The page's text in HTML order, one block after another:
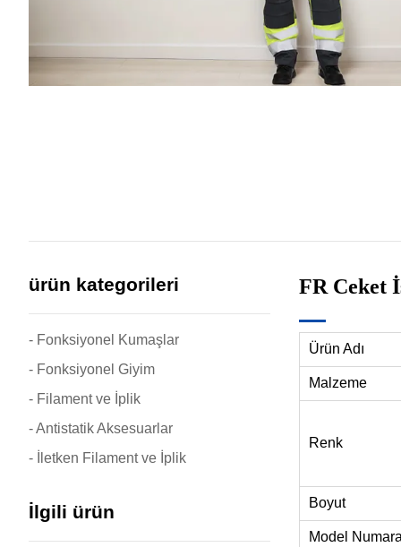
ürün kategorileri
- Fonksiyonel Kumaşlar
- Fonksiyonel Giyim
- Filament ve İplik
- Antistatik Aksesuarlar
- İletken Filament ve İplik
İlgili ürün
FR Ceket
Ürün Adı
Malzeme
Renk
Boyut
Model